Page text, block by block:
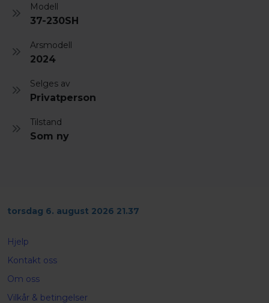
Modell
37-230SH
Arsmodell
2024
Selges av
Privatperson
Tilstand
Som ny
torsdag 6. august 2026 21.37
Hjelp
Kontakt oss
Om oss
Vilkår & betingelser